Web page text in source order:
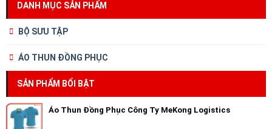
DANH MỤC SẢN PHẨM
BỘ SƯU TẬP
ÁO THUN ĐỒNG PHỤC
SẢN PHẨM BỔI BẬT
Áo Thun Đồng Phục Công Ty MeKong Logistics